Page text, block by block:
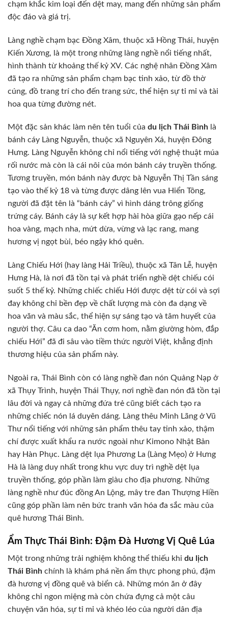
chạm khắc kim loại đến dệt may, mang đến những sản phẩm
độc đáo và giá trị.
Làng nghề chạm bạc Đồng Xâm, thuộc xã Hồng Thái, huyện
Kiến Xương, là một trong những làng nghề nổi tiếng nhất,
hình thành từ khoảng thế kỷ XV. Các nghệ nhân Đồng Xâm
đã tạo ra những sản phẩm chạm bạc tinh xảo, từ đồ thờ
cúng, đồ trang trí cho đến trang sức, thể hiện sự tỉ mỉ và tài
hoa qua từng đường nét.
Một đặc sản khác làm nên tên tuổi của du lịch Thái Bình là
bánh cáy Làng Nguyễn, thuộc xã Nguyên Xá, huyện Đông
Hưng. Làng Nguyễn không chỉ nổi tiếng với nghệ thuật múa
rối nước mà còn là cái nôi của món bánh cáy truyền thống.
Tương truyền, món bánh này được bà Nguyễn Thị Tần sáng
tạo vào thế kỷ 18 và từng được dâng lên vua Hiển Tông,
người đã đặt tên là “bánh cáy” vì hình dáng trông giống
trứng cáy. Bánh cáy là sự kết hợp hài hòa giữa gạo nếp cái
hoa vàng, mạch nha, mứt dừa, vừng và lạc rang, mang
hương vị ngọt bùi, béo ngậy khó quên.
Làng Chiếu Hới (hay làng Hải Triều), thuộc xã Tân Lễ, huyện
Hưng Hà, là nơi đã tồn tại và phát triển nghề dệt chiếu cói
suốt 5 thế kỷ. Những chiếc chiếu Hới được dệt từ cói và sợi
đay không chỉ bền đẹp về chất lượng mà còn đa dạng về
hoa văn và màu sắc, thể hiện sự sáng tạo và tâm huyết của
người thợ. Câu ca dao “Ăn cơm hom, nằm giường hòm, đắp
chiếu Hới” đã đi sâu vào tiềm thức người Việt, khẳng định
thương hiệu của sản phẩm này.
Ngoài ra, Thái Bình còn có làng nghề đan nón Quảng Nạp ở
xã Thụy Trình, huyện Thái Thụy, nơi nghề đan nón đã tồn tại
lâu đời và ngay cả những đứa trẻ cũng biết cách tạo ra
những chiếc nón lá duyên dáng. Làng thêu Minh Lãng ở Vũ
Thư nổi tiếng với những sản phẩm thêu tay tinh xảo, thậm
chí được xuất khẩu ra nước ngoài như Kimono Nhật Bản
hay Hàn Phục. Làng dệt lụa Phương La (Làng Mẹo) ở Hưng
Hà là làng duy nhất trong khu vực duy trì nghề dệt lụa
truyền thống, góp phần làm giàu cho địa phương. Những
làng nghề như đúc đồng An Lộng, mây tre đan Thượng Hiền
cũng góp phần làm nên bức tranh văn hóa đa sắc màu của
quê hương Thái Bình.
Ẩm Thực Thái Bình: Đậm Đà Hương Vị Quê Lúa
Một trong những trải nghiệm không thể thiếu khi du lịch
Thái Bình chính là khám phá nền ẩm thực phong phú, đậm
đà hương vị đồng quê và biển cả. Những món ăn ở đây
không chỉ ngon miệng mà còn chứa đựng cả một câu
chuyện văn hóa, sự tỉ mỉ và khéo léo của người dân địa